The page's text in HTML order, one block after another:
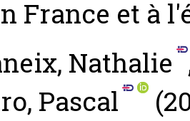
France et à
Nathalie
Pascal